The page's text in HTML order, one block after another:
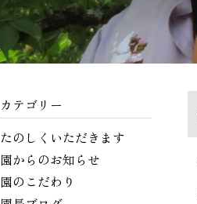
カテゴリー
たのしくいただきます
園からのお知らせ
園のこだわり